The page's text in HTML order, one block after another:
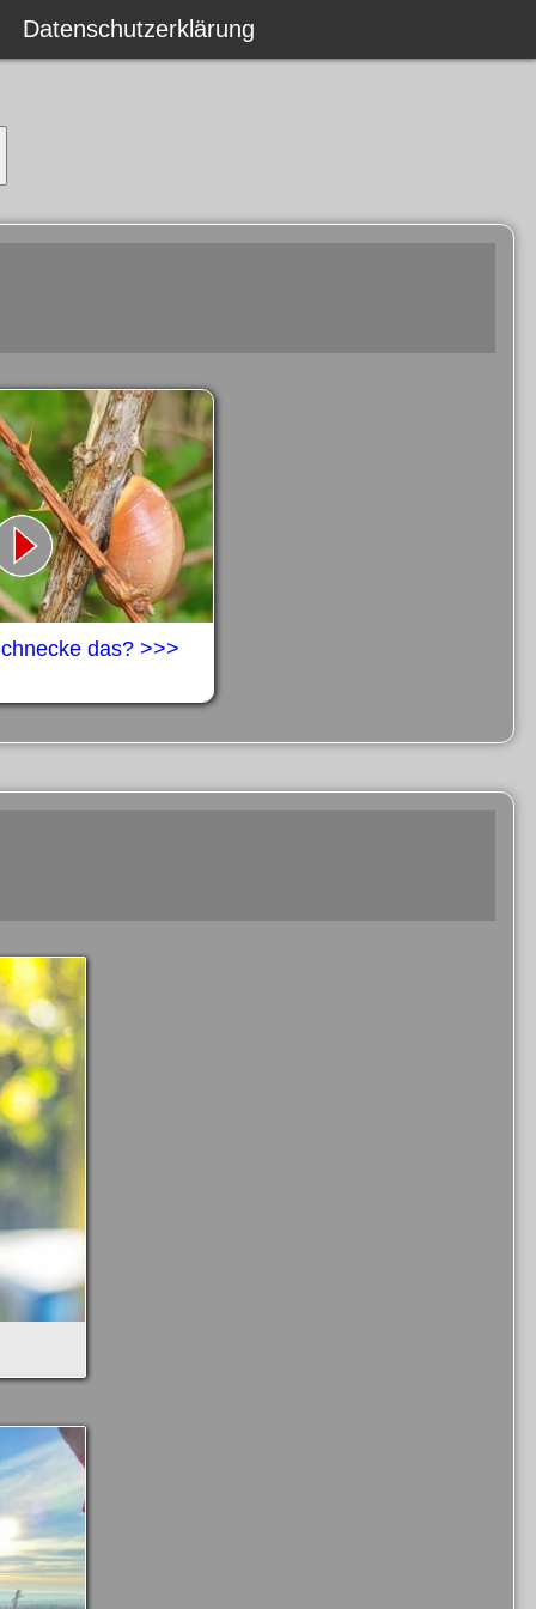
Datenschutzerklärung
das? >>>
Datenschutzerklärung